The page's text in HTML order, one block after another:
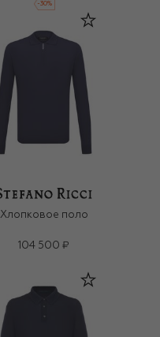
-30%
Хлопковое поло
104 500 ₽